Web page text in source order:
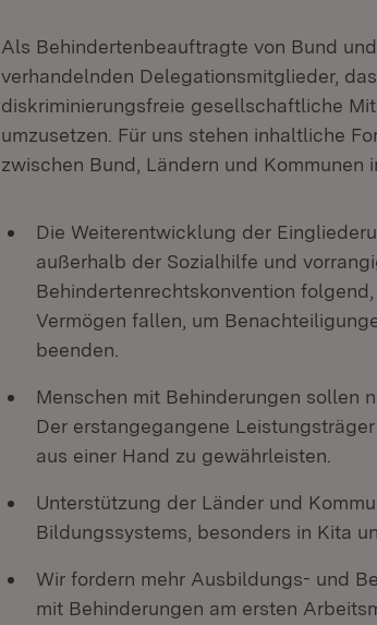
Als Behindertenbeauftragte von Bund
verhandelnden Delegationsmitglieder,
diskriminierungsfreie gesellschaftliche
umzusetzen. Für uns stehen inhaltliche
zwischen Bund, Ländern und Kommunen
Die Weiterentwicklung der
außerhalb der Sozialhilfe und
Behindertenrechtskonvention
Vermögen fallen, um
beenden.
Menschen mit Behinderungen sollen
Der erstangegangene
aus einer Hand zu gewährleisten.
Unterstützung der Länder und
Bildungssystems, besonders in Kita
Wir fordern mehr Ausbildungs- und
mit Behinderungen am ersten